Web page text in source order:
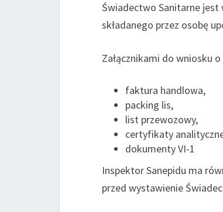
Świadectwo Sanitarne
składanego przez osobę
Załącznikami do wniosku
faktura handlowa,
packing lis,
list przewozowy,
certyfikaty
dokumenty VI-1
Inspektor Sanepidu ma
przed wystawienie